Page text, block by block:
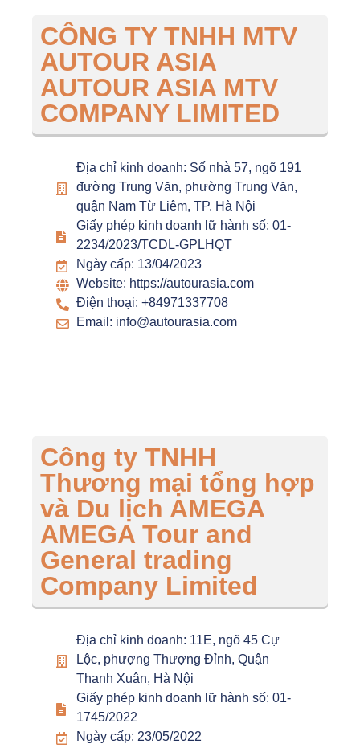
CÔNG TY TNHH MTV
AUTOUR ASIA
AUTOUR ASIA MTV
COMPANY LIMITED
Địa chỉ kinh doanh: Số nhà 57, ngõ 191
đường Trung Văn, phường Trung Văn,
quận Nam Từ Liêm, TP. Hà Nội
Giấy phép kinh doanh lữ hành số: 01-
2234/2023/TCDL-GPLHQT
Ngày cấp: 13/04/2023
Website: https://autourasia.com
Điện thoại: +84971337708
Email: info@autourasia.com
Công ty TNHH
Thương mại tổng hợp
và Du lịch AMEGA
AMEGA Tour and
General trading
Company Limited
Địa chỉ kinh doanh: 11E, ngõ 45 Cự
Lộc, phượng Thượng Đỉnh, Quận
Thanh Xuân, Hà Nội
Giấy phép kinh doanh lữ hành số: 01-
1745/2022
Ngày cấp: 23/05/2022